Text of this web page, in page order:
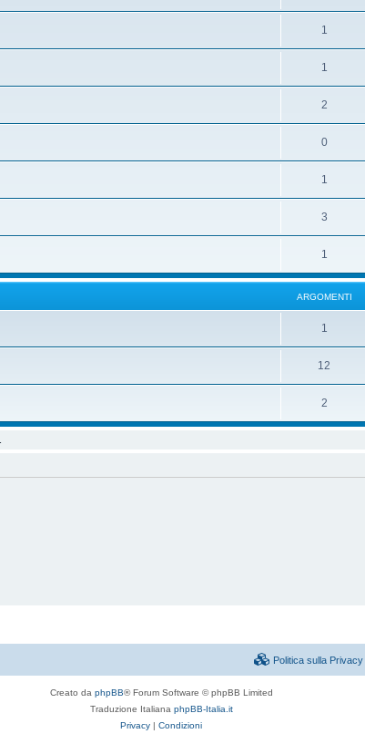
1
1
2
0
1
3
1
ARGOMENTI
1
12
2
Politica sulla
Creato da phpBB® Forum Software © phpBB Limited
Traduzione Italiana phpBB-Italia.it
Privacy | Condizioni